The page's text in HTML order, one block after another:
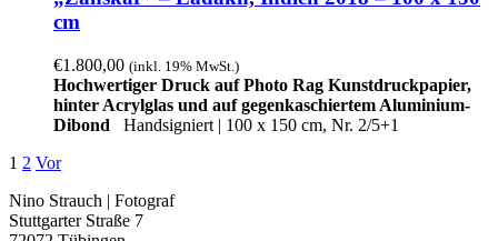
cm
€1.800,00 (inkl. 19% MwSt.)
Hochwertiger Druck auf Photo Rag Kunstdruckpapier,
hinter Acrylglas und auf gegenkaschiertem Aluminium-
Dibond Handsigniert | 100 x 150 cm, Nr. 2/5+1
1 2 Vor
Nino Strauch | Fotograf
Stuttgarter Straße 7